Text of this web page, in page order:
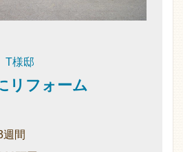
T様邸
リフォーム
間